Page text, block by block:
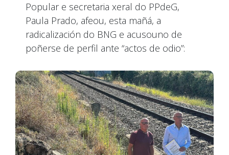
Popular e secretaria xeral do PPdeG,
Paula Prado, afeou, esta mañá, a
radicalización do BNG e acusouno de
poñerse de perfil ante “actos de odio”: